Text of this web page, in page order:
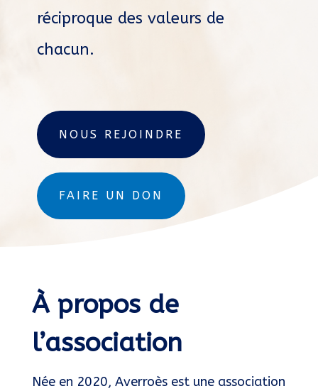
réciproque des valeurs de
chacun.
NOUS REJOINDRE
FAIRE UN DON
À propos de
l’association
Née en 2020, Averroès est une association